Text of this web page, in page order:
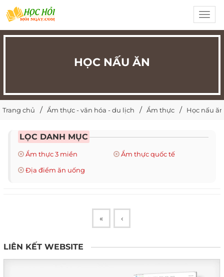
HỌC NẤU ĂN
Trang chủ Ẩm thực - văn hóa - du lịch Ẩm thực Học nấu ăn
LỌC DANH MỤC
Ẩm thực 3 miền
Ẩm thực quốc tế
Địa điểm ăn uống
« ‹
LIÊN KẾT WEBSITE